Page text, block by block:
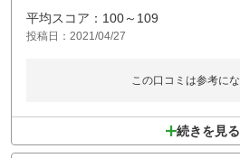
平均スコア：100～109
投稿日：2021/04/27
この口コミは参考に
続きを見る